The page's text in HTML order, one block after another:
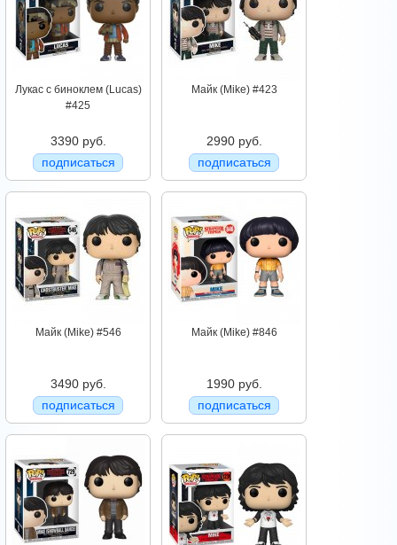
Лукас с биноклем (Lucas)
#425
3390 руб.
подписаться
Майк (Mike) #423
2990 руб.
подписаться
Майк (Mike) #546
3490 руб.
подписаться
Майк (Mike) #846
1990 руб.
подписаться